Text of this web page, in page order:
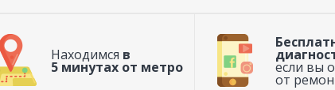
Находимся в
5 минутах от метро если вы
от